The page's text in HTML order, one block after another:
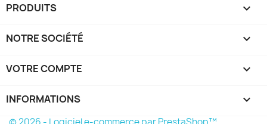
PRODUITS 
NOTRE SOCIÉTÉ 
VOTRE COMPTE 
INFORMATIONS keyboard_arrow_down